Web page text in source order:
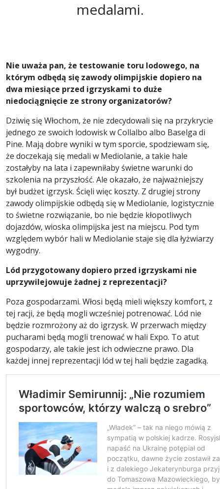
medalami.
Nie uważa pan, że testowanie toru lodowego, na
którym odbędą się zawody olimpijskie dopiero na
dwa miesiące przed igrzyskami to duże
niedociągnięcie ze strony organizatorów?
Dziwię się Włochom, że nie zdecydowali się na przykrycie
jednego ze swoich lodowisk w Collalbo albo Baselga di
Pine. Mają dobre wyniki w tym sporcie, spodziewam się,
że doczekają się medali w Mediolanie, a takie hale
zostałyby na lata i zapewniłaby świetne warunki do
szkolenia na przyszłość. Ale okazało, że najważniejszy
był budżet igrzysk. Ścięli więc koszty. Z drugiej strony
zawody olimpijskie odbędą się w Mediolanie, logistycznie
to świetne rozwiązanie, bo nie będzie kłopotliwych
dojazdów, wioska olimpijska jest na miejscu. Pod tym
względem wybór hali w Mediolanie staje się dla łyżwiarzy
wygodny.
Lód przygotowany dopiero przed igrzyskami nie
uprzywilejowuje żadnej z reprezentacji?
Poza gospodarzami. Włosi będą mieli większy komfort, z
tej racji, że będą mogli wcześniej potrenować. Lód nie
będzie rozmrożony aż do igrzysk. W przerwach między
pucharami będą mogli trenować w hali Expo. To atut
gospodarzy, ale takie jest ich odwieczne prawo. Dla
każdej innej reprezentacji lód w tej hali będzie zagadką.